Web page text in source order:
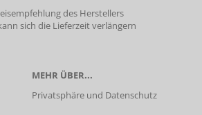
des Herstellers
sich die Lieferzeit verlängern
MEHR ÜBER...
Privatsphäre und Datenschutz